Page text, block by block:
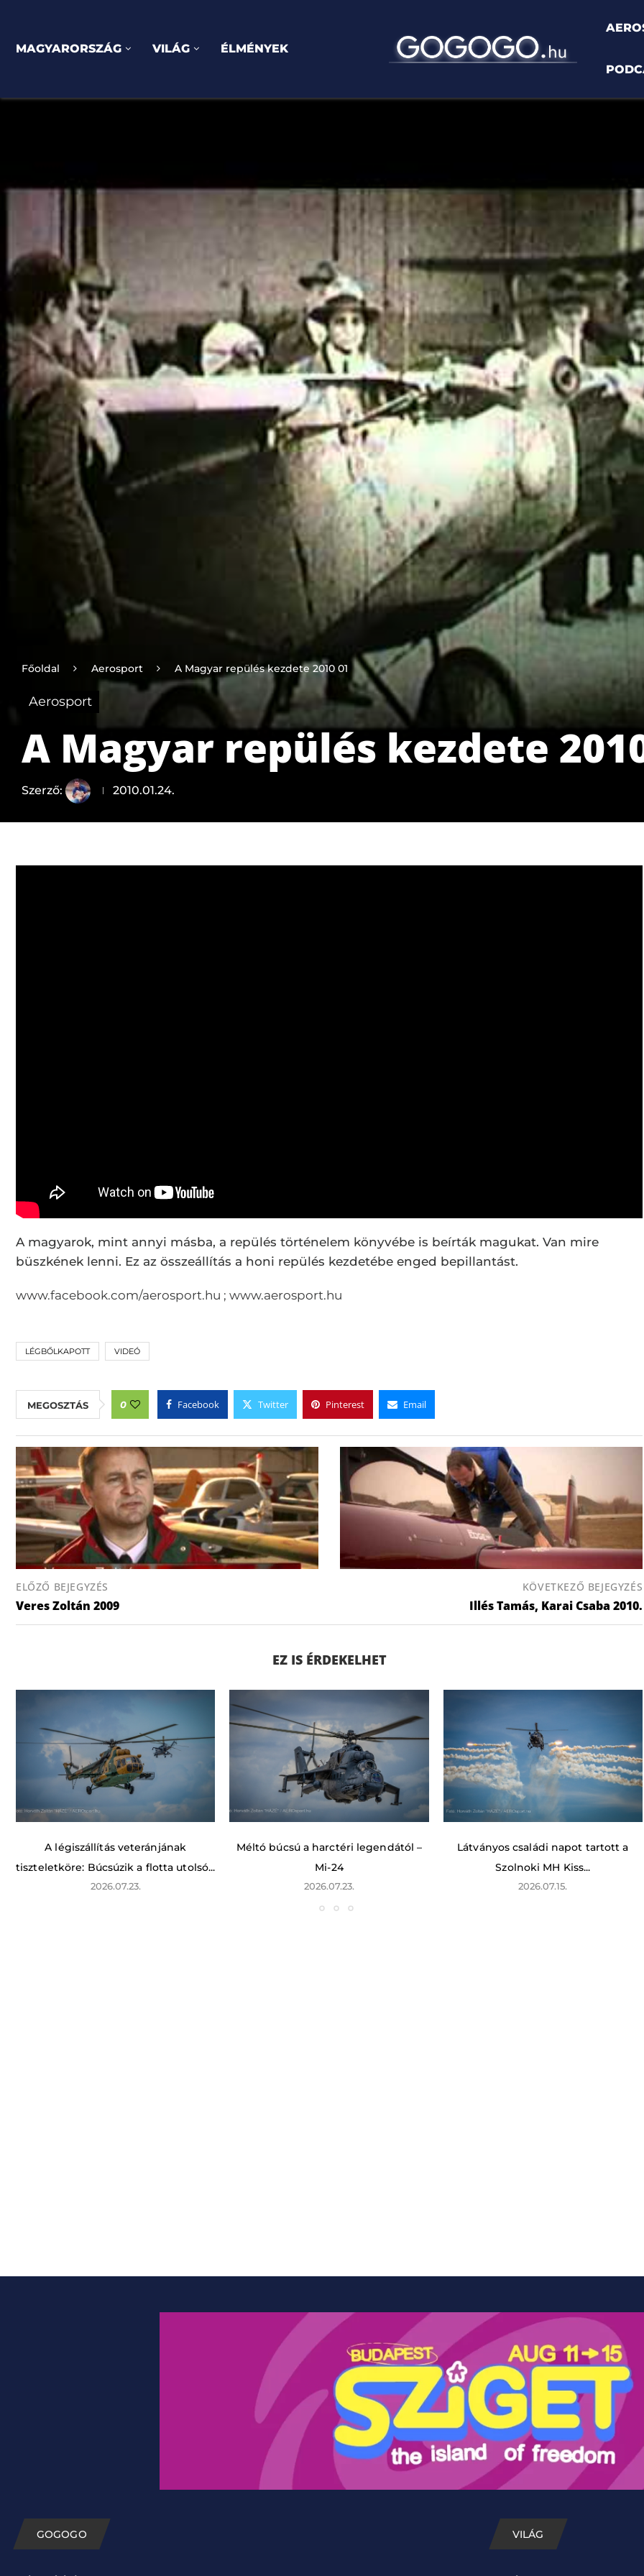
MAGYARORSZÁG VILÁG ÉLMÉNYEK
Főoldal Aerosport A Magyar repülés kezdete 2010 01
Aerosport
A Magyar repülés kezdete
Szerző: 2010.01.24.
A magyarok, mint annyi másba, a repülés történelem könyvébe is beírták magukat. Van mire
büszkének lenni. Ez az összeállítás a honi repülés kezdetébe enged bepillantást.
www.facebook.com/aerosport.hu ; www.aerosport.hu
LÉGBŐLKAPOTT VIDEÓ
MEGOSZTÁS 0 Facebook Twitter Pinterest Email
ELŐZŐ BEJEGYZÉS
Veres Zoltán 2009
KÖVETKEZŐ BEJEGYZÉS
Illés Tamás, Karai Csaba 2010.
EZ IS ÉRDEKELHET
A légiszállítás veteránjának
tiszteletköre: Búcsúzik a flotta utolsó...
2026.07.23.
Méltó búcsú a harctéri legendától –
Mi-24
2026.07.23.
Látványos családi napot tartott a
Szolnoki MH Kiss...
2026.07.15.
GOGOGO VILÁG